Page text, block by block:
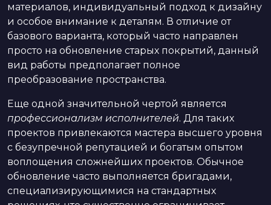
материалов, индивидуальный подход к дизайну
и особое внимание к деталям. В отличие от
базового варианта, который часто направлен
просто на обновление старых покрытий, данный
вид работы предполагает полное
преобразование пространства.
Еще одной значительной чертой является
профессионализм исполнителей. Для таких
проектов привлекаются мастера высшего уровня
с безупречной репутацией и богатым опытом
воплощения сложнейших проектов. Обычное
обновление часто выполняется бригадами,
специализирующимися на стандартных